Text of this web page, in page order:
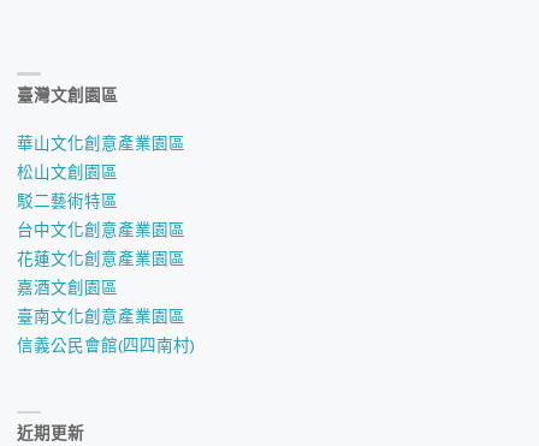
臺灣文創園區
華山文化創意產業園區
松山文創園區
駁二藝術特區
台中文化創意產業園區
花蓮文化創意產業園區
嘉酒文創園區
臺南文化創意產業園區
信義公民會館(四四南村)
近期更新